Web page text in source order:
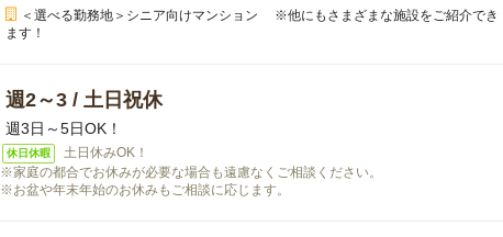
＜選べる勤務地＞シニア向けマンション ※他にもさまざまな施設をご紹介でき
ます！
週2～3 / 土日祝休
週3日～5日OK！
休日休暇
土日休みOK！
※家庭の都合でお休みが必要な場合も遠慮なくご相談ください。
※お盆や年末年始のお休みもご相談に応じます。